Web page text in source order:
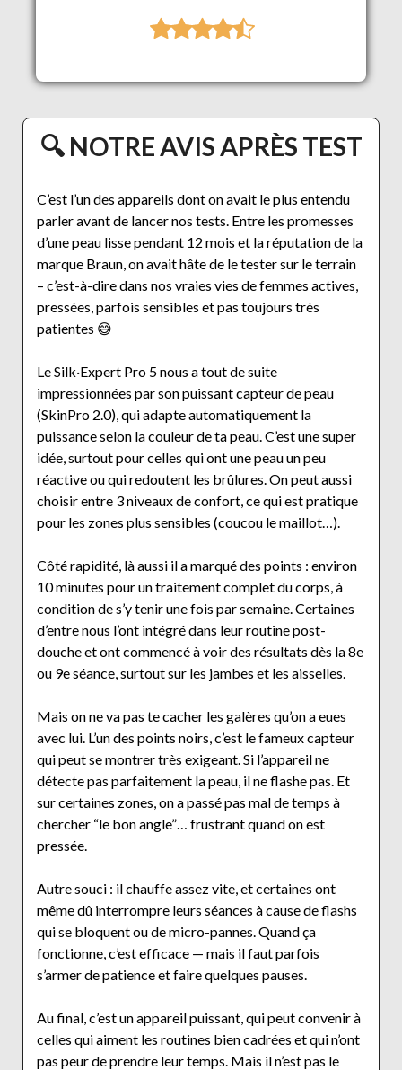
🔍 NOTRE AVIS APRÈS TEST
C’est l’un des appareils dont on avait le plus entendu
parler avant de lancer nos tests. Entre les promesses
d’une peau lisse pendant 12 mois et la réputation de la
marque Braun, on avait hâte de le tester sur le terrain
– c’est-à-dire dans nos vraies vies de femmes actives,
pressées, parfois sensibles et pas toujours très
patientes 😅
Le Silk·Expert Pro 5 nous a tout de suite
impressionnées par son puissant capteur de peau
(SkinPro 2.0), qui adapte automatiquement la
puissance selon la couleur de ta peau. C’est une super
idée, surtout pour celles qui ont une peau un peu
réactive ou qui redoutent les brûlures. On peut aussi
choisir entre 3 niveaux de confort, ce qui est pratique
pour les zones plus sensibles (coucou le maillot…).
Côté rapidité, là aussi il a marqué des points : environ
10 minutes pour un traitement complet du corps, à
condition de s’y tenir une fois par semaine. Certaines
d’entre nous l’ont intégré dans leur routine post-
douche et ont commencé à voir des résultats dès la 8e
ou 9e séance, surtout sur les jambes et les aisselles.
Mais on ne va pas te cacher les galères qu’on a eues
avec lui. L’un des points noirs, c’est le fameux capteur
qui peut se montrer très exigeant. Si l’appareil ne
détecte pas parfaitement la peau, il ne flashe pas. Et
sur certaines zones, on a passé pas mal de temps à
chercher “le bon angle”… frustrant quand on est
pressée.
Autre souci : il chauffe assez vite, et certaines ont
même dû interrompre leurs séances à cause de flashs
qui se bloquent ou de micro-pannes. Quand ça
fonctionne, c’est efficace — mais il faut parfois
s’armer de patience et faire quelques pauses.
Au final, c’est un appareil puissant, qui peut convenir à
celles qui aiment les routines bien cadrées et qui n’ont
pas peur de prendre leur temps. Mais il n’est pas le